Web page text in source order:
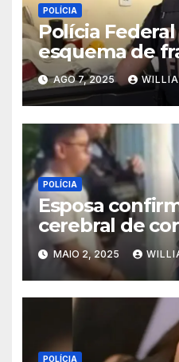
POLÍCIA
Polícia
esquema de
bancárias
Amazonas
AGO 7, 2025
POLÍCIA
Esposa
cerebral de
atropelado
bêbado na
MAIO 2, 2025
POLÍCIA